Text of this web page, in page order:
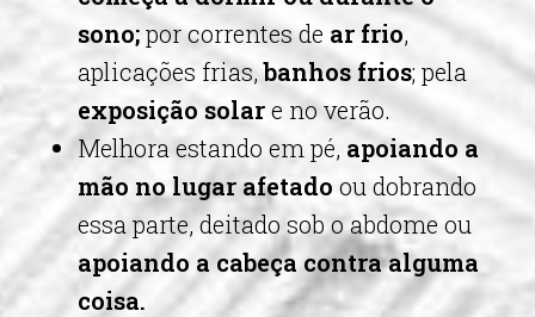
sono;por correntes de ar frio,
aplicações frias,banhos frios; pela
exposição solare no verão.
Melhora estando em pé, apoiando a
mão no lugar afetado ou dobrando
essa parte, deitado sob o abdome ou
apoiando a cabeça contra alguma
coisa.